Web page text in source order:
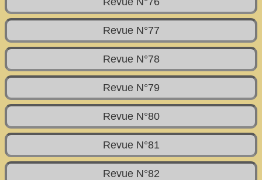
Revue N°77
Revue N°78
Revue N°79
Revue N°80
Revue N°81
Revue N°82